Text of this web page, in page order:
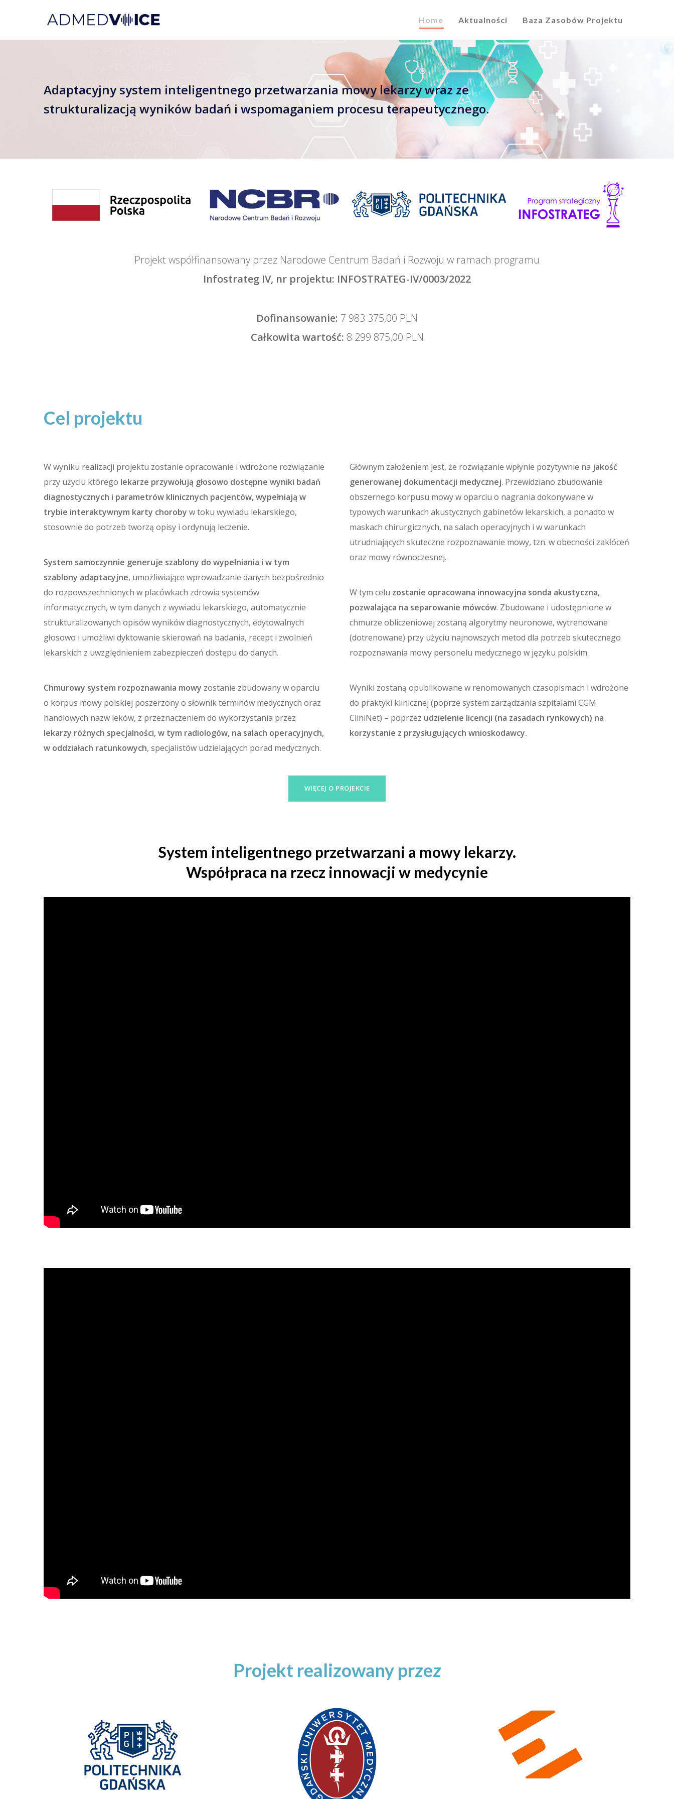
Home Aktualności Baza Zasobów Projektu
Adaptacyjny system inteligentnego przetwarzania mowy lekarzy wraz ze
strukturalizacją wyników badań i wspomaganiem procesu terapeutycznego.
Projekt współfinansowany przez Narodowe Centrum Badań i Rozwoju w ramach programu
Infostrateg IV, nr projektu: INFOSTRATEG-IV/0003/2022
Dofinansowanie: 7 983 375,00 PLN
Całkowita wartość: 8 299 875,00 PLN
Cel projektu
W wyniku realizacji projektu zostanie opracowanie i wdrożone rozwiązanie
przy użyciu którego lekarze przywołują głosowo dostępne wyniki badań
diagnostycznych i parametrów klinicznych pacjentów, wypełniają w
trybie interaktywnym karty choroby w toku wywiadu lekarskiego,
stosownie do potrzeb tworzą opisy i ordynują leczenie.
System samoczynnie generuje szablony do wypełniania i w tym
szablony adaptacyjne, umożliwiające wprowadzanie danych bezpośrednio
do rozpowszechnionych w placówkach zdrowia systemów
informatycznych, w tym danych z wywiadu lekarskiego, automatycznie
strukturalizowanych opisów wyników diagnostycznych, edytowalnych
głosowo i umożliwi dyktowanie skierowań na badania, recept i zwolnień
lekarskich z uwzględnieniem zabezpieczeń dostępu do danych.
Chmurowy system rozpoznawania mowy zostanie zbudowany w oparciu
o korpus mowy polskiej poszerzony o słownik terminów medycznych oraz
handlowych nazw leków, z przeznaczeniem do wykorzystania przez
lekarzy różnych specjalności, w tym radiologów, na salach operacyjnych,
w oddziałach ratunkowych, specjalistów udzielających porad medycznych.
Głównym założeniem jest, że rozwiązanie wpłynie pozytywnie na jakość
generowanej dokumentacji medycznej. Przewidziano zbudowanie
obszernego korpusu mowy w oparciu o nagrania dokonywane w
typowych warunkach akustycznych gabinetów lekarskich, a ponadto w
maskach chirurgicznych, na salach operacyjnych i w warunkach
utrudniających skuteczne rozpoznawanie mowy, tzn. w obecności zakłóceń
oraz mowy równoczesnej.
W tym celu zostanie opracowana innowacyjna sonda akustyczna,
pozwalająca na separowanie mówców. Zbudowane i udostępnione w
chmurze obliczeniowej zostaną algorytmy neuronowe, wytrenowane
(dotrenowane) przy użyciu najnowszych metod dla potrzeb skutecznego
rozpoznawania mowy personelu medycznego w języku polskim.
Wyniki zostaną opublikowane w renomowanych czasopismach i wdrożone
do praktyki klinicznej (poprze system zarządzania szpitalami CGM
CliniNet) – poprzez udzielenie licencji (na zasadach rynkowych) na
korzystanie z przysługujących wnioskodawcy.
WIĘCEJ O PROJEKCIE
System inteligentnego przetwarzani a mowy lekarzy.
Współpraca na rzecz innowacji w medycynie
Projekt realizowany przez